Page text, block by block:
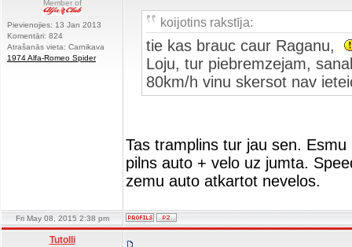
Member of
Pievienojies: 13 Jan 2013
Komentāri: 824
Atrašanās vieta: Carnikava
1974 Alfa-Romeo Spider
koijotins rakstīja:
tie kas brauc caur Raganu,
Loju, tur piebremzejam,
80km/h vinu skersot nav
Tas tramplins tur jau sen.
pilns auto + velo uz jumta.
zemu auto atkartot nevelos.
Fri May 08, 2015 2:38 pm
Tutolli